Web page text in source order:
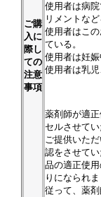
ご購
入に
際し
ての
注意
事項
使用者は病
リメントな
使用者はこ
ている。
使用者は妊娠
使用者は乳児
薬剤師が適
セルさせてい
ご提供いた
認をさせて
品の適正使
りになられ
従って、薬